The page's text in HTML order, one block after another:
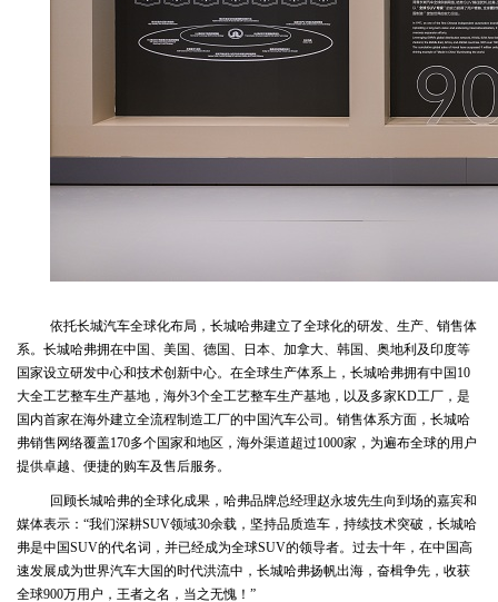
依托长城汽车全球化布局，长城哈弗建立了全球化的研发、生产、销售体
系。长城哈弗拥在中国、美国、德国、日本、加拿大、韩国、奥地利及印度等
国家设立研发中心和技术创新中心。在全球生产体系上，长城哈弗拥有中国10
大全工艺整车生产基地，海外3个全工艺整车生产基地，以及多家KD工厂，是
国内首家在海外建立全流程制造工厂的中国汽车公司。销售体系方面，长城哈
弗销售网络覆盖170多个国家和地区，海外渠道超过1000家，为遍布全球的用户
提供卓越、便捷的购车及售后服务。
回顾长城哈弗的全球化成果，哈弗品牌总经理赵永坡先生向到场的嘉宾和
媒体表示：“我们深耕SUV领域30余载，坚持品质造车，持续技术突破，长城哈
弗是中国SUV的代名词，并已经成为全球SUV的领导者。过去十年，在中国高
速发展成为世界汽车大国的时代洪流中，长城哈弗扬帆出海，奋楫争先，收获
全球900万用户，王者之名，当之无愧！”